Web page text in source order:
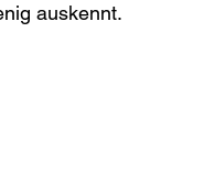
auskennt.